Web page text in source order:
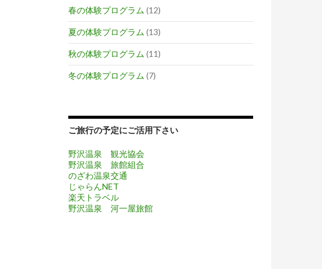
春の体験プログラム (12)
夏の体験プログラム (13)
秋の体験プログラム (11)
冬の体験プログラム (7)
ご旅行の予定にご活用下さい
野沢温泉 観光協会
野沢温泉 旅館組合
のざわ温泉交通
じゃらんNET
楽天トラベル
野沢温泉 河一屋旅館